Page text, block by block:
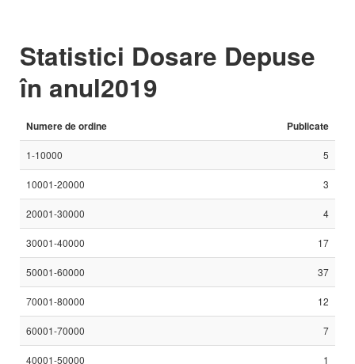
Statistici Dosare Depuse
în anul2019
Numere de ordine Publicate
1-10000 5
10001-20000 3
20001-30000 4
30001-40000 17
50001-60000 37
70001-80000 12
60001-70000 7
40001-50000 1